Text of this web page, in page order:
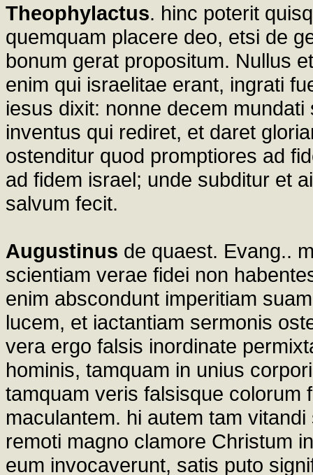
Theophylactus. hinc poterit
quemquam placere deo, etsi de
bonum gerat propositum. Nullus
enim qui israelitae erant, ingrati
iesus dixit: nonne decem
inventus qui rediret, et daret
ostenditur quod promptiores ad
ad fidem israel; unde subditur et
salvum fecit.
Augustinus de quaest. Evang..
scientiam verae fidei non
enim abscondunt imperitiam
lucem, et iactantiam sermonis
vera ergo falsis inordinate
hominis, tamquam in unius
tamquam veris falsisque colorum
maculantem. hi autem tam
remoti magno clamore Christum
eum invocaverunt, satis puto